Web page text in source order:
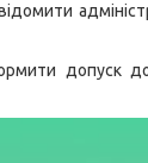
допуск